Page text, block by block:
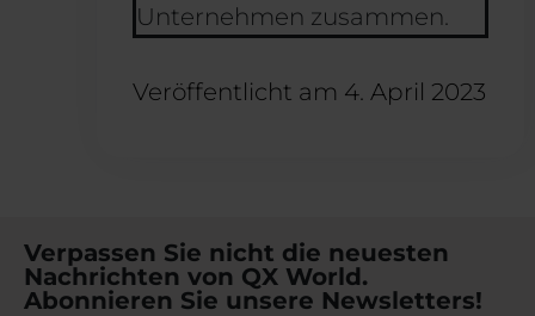
Unternehmen zusammen.
Veröffentlicht am 4. April 2023
Verpassen Sie nicht die neuesten
Nachrichten von QX World.
Abonnieren Sie unsere Newsletters!